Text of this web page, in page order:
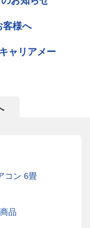
客様へ
ャリアメー
コン 6畳
品